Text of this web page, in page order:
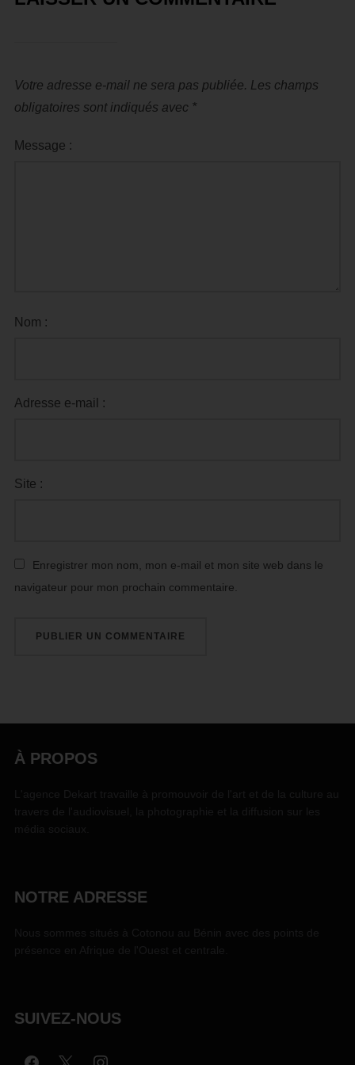
Votre adresse e-mail ne sera pas publiée. Les champs
obligatoires sont indiqués avec *
Message :
Nom :
Adresse e-mail :
Site :
Enregistrer mon nom, mon e-mail et mon site web dans le
navigateur pour mon prochain commentaire.
À PROPOS
NOTRE ADRESSE
SUIVEZ-NOUS